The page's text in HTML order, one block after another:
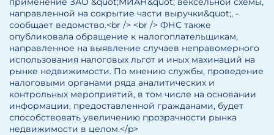
направленной на сокрытие части выручки&quot;, -
сообщает ведомство.<br /> <br /> ФНС также
опубликовала обращение к налогоплательщикам,
направленное на выявление случаев неправомерного
использования налоговых льгот и иных махинаций на
рынке недвижимости. По мнению службы, проведение
налоговыми органами ряда аналитических и
контрольных мероприятий, в том числе на основании
информации, предоставленной гражданами, будет
способствовать увеличению прозрачности рынка
недвижимости в целом.</p>